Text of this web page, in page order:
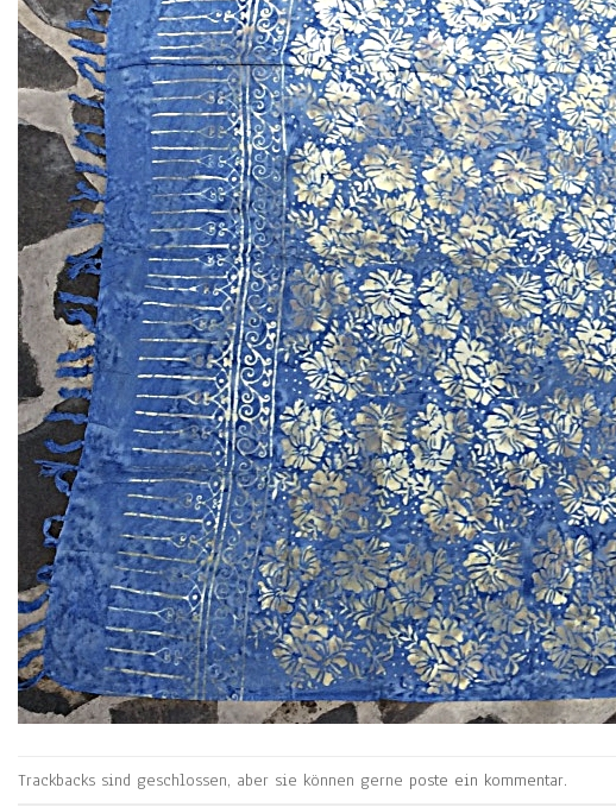
Trackbacks sind geschlossen, aber sie können gerne poste ein kommentar.